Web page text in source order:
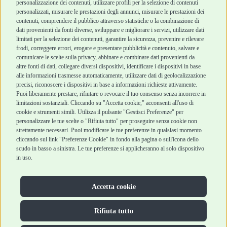
personalizzazione dei contenuti, utilizzare profili per la selezione di contenuti
personalizzati, misurare le prestazioni degli annunci, misurare le prestazioni dei
contenuti, comprendere il pubblico attraverso statistiche o la combinazione di
dati provenienti da fonti diverse, sviluppare e migliorare i servizi, utilizzare dati
limitati per la selezione dei contenuti, garantire la sicurezza, prevenire e rilevare
frodi, correggere errori, erogare e presentare pubblicità e contenuto, salvare e
comunicare le scelte sulla privacy, abbinare e combinare dati provenienti da
altre fonti di dati, collegare diversi dispositivi, identificare i dispositivi in base
alle informazioni trasmesse automaticamente, utilizzare dati di geolocalizzazione
precisi, riconoscere i dispositivi in base a informazioni richieste attivamente.
Puoi liberamente prestare, rifiutare o revocare il tuo consenso senza incorrere in
limitazioni sostanziali. Cliccando su "Accetta cookie," acconsenti all'uso di
cookie e strumenti simili. Utilizza il pulsante "Gestisci Preferenze" per
personalizzare le tue scelte o "Rifiuta tutto" per proseguire senza cookie non
strettamente necessari. Puoi modificare le tue preferenze in qualsiasi momento
cliccando sul link "Preferenze Cookie" in fondo alla pagina o sull'icona dello
scudo in basso a sinistra. Le tue preferenze si applicheranno al solo dispositivo
in uso.
Accetta cookie
Rifiuta tutto
Chi siamo
Punti vendita
Marchi
Blog
Assistenza Robinson
Pet Shop
Offerte
Promozioni
Recensioni Feedaty
Termini e condizioni
di vendita
Cashback
Metodi di
pagamento
Recesso e Reso
Spedizioni
Robinson Pet Shop S.r.l.
Via V. Giovanni Schiaparelli, 21 – 47122 Forlì (FC)
P.iva 04095130409 | REA: FO 329541
info@robinsonpetshop.it | Tel. 0543 096850
Copyright © 2025 Robinsonpetshop.it s.r.l. – Tutti i diritti
Privacy Policy|Cookie Policy